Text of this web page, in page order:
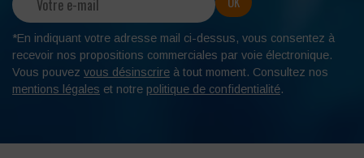
*En indiquant votre adresse mail ci-dessus, vous consentez à
recevoir nos propositions commerciales par voie électronique.
Vous pouvez vous désinscrire à tout moment. Consultez nos
mentions légales et notre politique de confidentialité.